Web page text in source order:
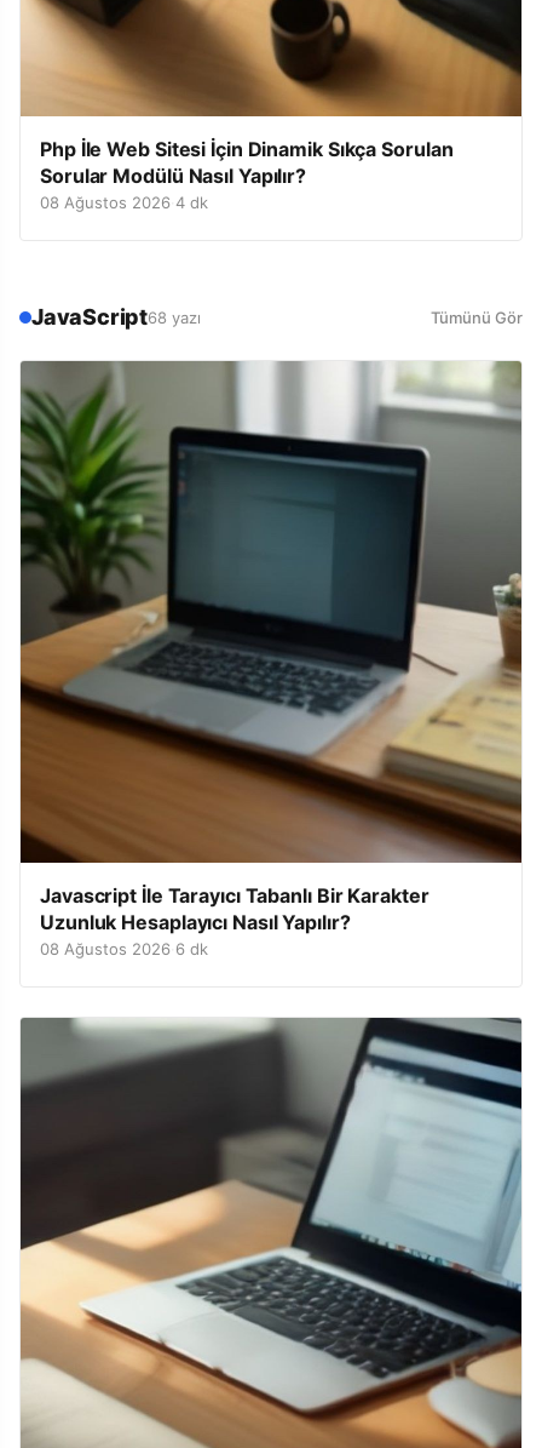
Php İle Web Sitesi İçin Dinamik Sıkça Sorulan
Sorular Modülü Nasıl Yapılır?
08 Ağustos 2026 4 dk
JavaScript68 yazı Tümünü Gör
Javascript İle Tarayıcı Tabanlı Bir Karakter
Uzunluk Hesaplayıcı Nasıl Yapılır?
08 Ağustos 2026 6 dk